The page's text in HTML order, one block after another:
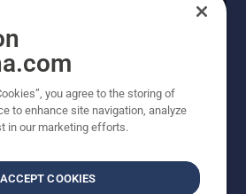
you agree to the storing of
to enhance site navigation, analyze
in our marketing efforts.
ACCEPT COOKIES